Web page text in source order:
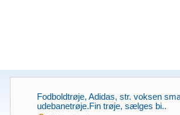
Fodboldtrøje, Adidas, str. voksen
udebanetrøje.Fin trøje, sælges bi..